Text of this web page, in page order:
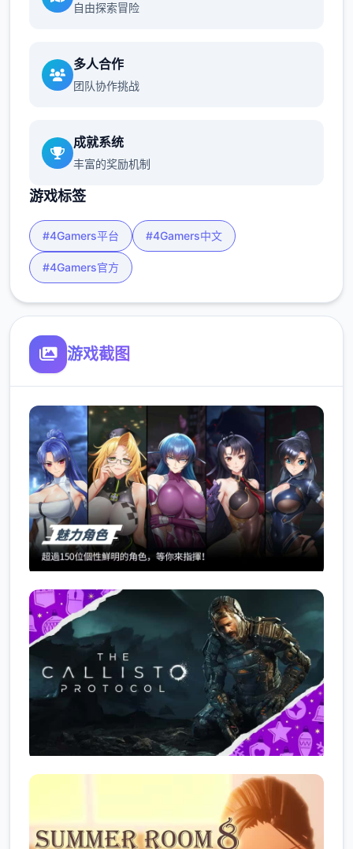
自由探索冒险
多人合作
团队协作挑战
成就系统
丰富的奖励机制
游戏标签
#4Gamers平台 #4Gamers中文
#4Gamers官方
游戏截图